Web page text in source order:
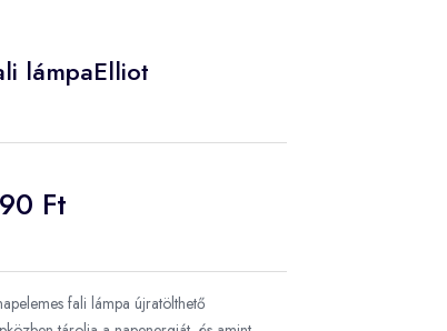
lámpaElliot
Ft
fali lámpa újratölthető